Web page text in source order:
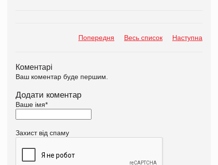
Попередня Весь список Наступна
Коментарі
Ваш коментар буде першим.
Додати коментар
Ваше імя*
Захист від спаму